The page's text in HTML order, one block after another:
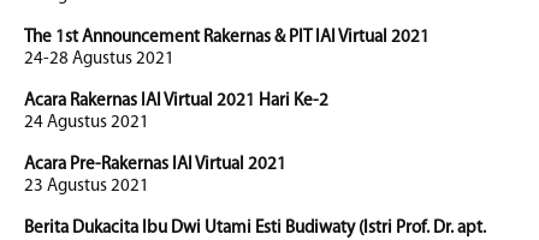
The 1st Announcement Rakernas & PIT IAI Virtual 2021
24-28 Agustus 2021
Acara Rakernas IAI Virtual 2021 Hari Ke-2
24 Agustus 2021
Acara Pre-Rakernas IAI Virtual 2021
23 Agustus 2021
Berita Dukacita Ibu Dwi Utami Esti Budiwaty (Istri Prof. Dr. apt.